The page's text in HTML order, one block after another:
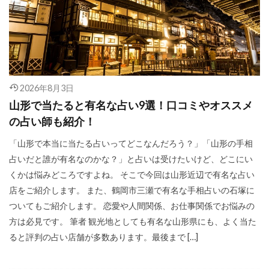
2026年8月3日
山形で当たると有名な占い9選！口コミやオススメ
の占い師も紹介！
「山形で本当に当たる占いってどこなんだろう？」「山形の手相
占いだと誰が有名なのかな？」と占いは受けたいけど、どこにい
くかは悩みどころですよね。 そこで今回は山形近辺で有名な占い
店をご紹介します。 また、鶴岡市三瀬で有名な手相占いの石塚に
ついてもご紹介します。 恋愛や人間関係、お仕事関係でお悩みの
方は必見です。 筆者 観光地としても有名な山形県にも、よく当た
ると評判の占い店舗が多数あります。最後まで […]